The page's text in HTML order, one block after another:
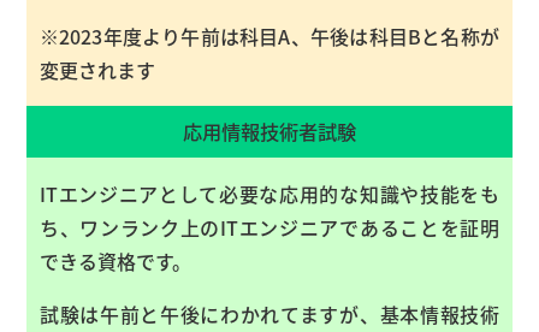
※2023年度より午前は科目A、午後は科目Bと名称が
変更されます
応用情報技術者試験
ITエンジニアとして必要な応用的な知識や技能をも
ち、ワンランク上のITエンジニアであることを証明
できる資格です。
試験は午前と午後にわかれてますが、基本情報技術